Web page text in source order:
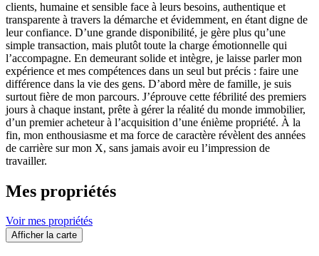
clients, humaine et sensible face à leurs besoins, authentique et
transparente à travers la démarche et évidemment, en étant digne de
leur confiance. D’une grande disponibilité, je gère plus qu’une
simple transaction, mais plutôt toute la charge émotionnelle qui
l’accompagne. En demeurant solide et intègre, je laisse parler mon
expérience et mes compétences dans un seul but précis : faire une
différence dans la vie des gens. D’abord mère de famille, je suis
surtout fière de mon parcours. J’éprouve cette fébrilité des premiers
jours à chaque instant, prête à gérer la réalité du monde immobilier,
d’un premier acheteur à l’acquisition d’une énième propriété. À la
fin, mon enthousiasme et ma force de caractère révèlent des années
de carrière sur mon X, sans jamais avoir eu l’impression de
travailler.
Mes propriétés
Voir mes propriétés
Afficher la carte